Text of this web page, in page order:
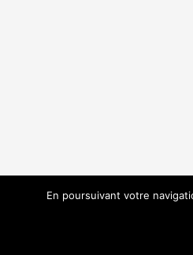
En poursuivant votre